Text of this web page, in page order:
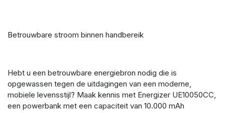
Betrouwbare stroom binnen handbereik
Hebt u een betrouwbare energiebron nodig die is
opgewassen tegen de uitdagingen van een moderne,
mobiele levensstijl? Maak kennis met Energizer UE10050CC,
een powerbank met een capaciteit van 10.000 mAh